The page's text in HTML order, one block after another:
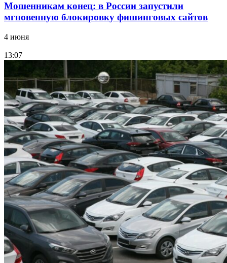
Мошенникам конец: в России запустили
мгновенную блокировку фишинговых сайтов
4 июня
13:07